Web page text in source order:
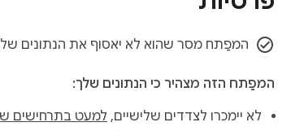
המפַתח מסר שהוא לא יאסוף את הנתונים
המפַתח הזה מצהיר כי הנתונים שלך:
לא יימכרו לצדדים שלישיים, למעט בתרחישים